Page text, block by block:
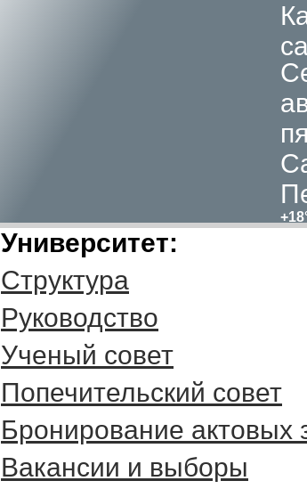
Университет:
Структура
Руководство
Ученый совет
Попечительский совет
Бронирование актовых
Вакансии и выборы